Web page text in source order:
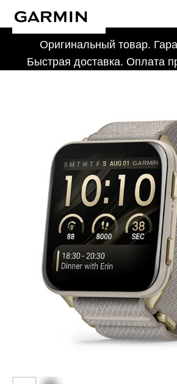
Оригинальный товар. Гарантия 1 год.
Быстрая доставка. Оплата при получении.